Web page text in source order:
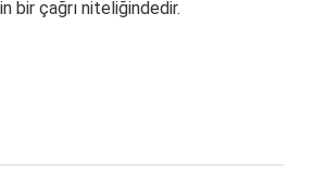
bir çağrı niteliğindedir.